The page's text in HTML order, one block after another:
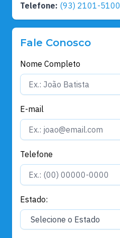
Telefone: (93) 2101-5100
Fale Conosco
Nome Completo
E-mail
Telefone
Estado: